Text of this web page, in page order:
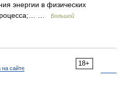
энергии в физических
…
Большой
18+
на сайте